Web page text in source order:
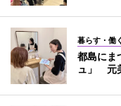
暮らす・働く
都島にま
ュ」 元